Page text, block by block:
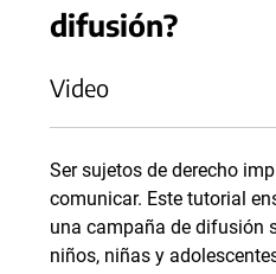
difusión?
Video
Ser sujetos de derecho
comunicar. Este tutorial
una campaña de difusión
niños, niñas y